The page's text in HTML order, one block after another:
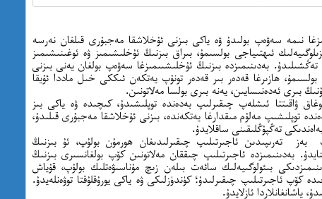
نىمە سەۋەپ بولىدۇ ۋە ياكى بىزنى ئۇخلاشقا مەجبۇرى قىلغان نەرسە
ئىھتىياجى بولسىمۇ، بىراق بىزنىڭ ئۇخلىشىمىز ۋە ئوغىنىشىمىز
بەدىنىمىزدە بىزنىڭ ئۇخلىشىىمىزغا سەۋەپ بولغان يەنى بىزنى
بولسىمۇ، ھازىرغا قەدەر بىر قەدەر تونۇپ يەتكەن ئىككى خىل ماددا ئۇيقا
بىرى ئەدەنىسايىن، يەنە بىرى بولسا مەلاتونىن.
ۋاقىتتا ئىشلەپ چىقىرلىپ بەدەندە توپلىشىدۇ، كىچىدە ۋە ياكى بىز
توپلىشىپ مەلۇم مىقدارغا يەتكەندە، بىزنى ئۇخلاشقا مەجبۇرى قىلىدۇ،
تەڭپۇڭلىقىنى ساقلايدۇ.
تەرىپىدىن ئاجىرتىلىپ چىقىرلىدىغان ھورمۇن بولۇپ، ئۇ بىزنىڭ
بەدىنىمىزدە ئاجىرتىلىپ چىققان مەلاتونىن كۆپ بولغانسىرى بىزنىڭ
بىئولوگىيەلىك سائەت بىلەن زىچ مۇناسىۋەتلىك بولۇپ، قۇياش
كۆپ ئاجىرتىلىپ چىقىرلىدۇ؛ كۈندۈزلىكى ۋە ياكى يورۇقلۇقتا توۋەنلەيدۇ.
ياشانغانلاردا ئازلايدۇ.